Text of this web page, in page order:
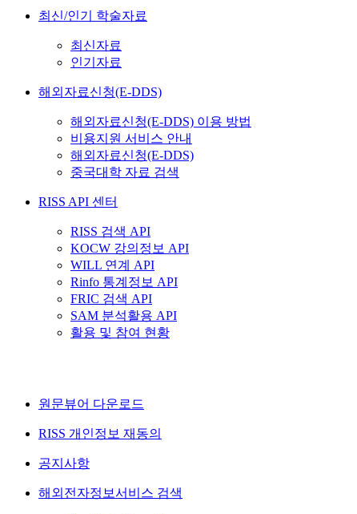
최신/인기 학술자료
최신자료
인기자료
해외자료신청(E-DDS)
해외자료신청(E-DDS) 이용 방법
비용지원 서비스 안내
해외자료신청(E-DDS)
중국대학 자료 검색
RISS API 센터
RISS 검색 API
KOCW 강의정보 API
WILL 연계 API
Rinfo 통계정보 API
FRIC 검색 API
SAM 분석활용 API
활용 및 참여 현황
원문뷰어 다운로드
RISS 개인정보 재동의
공지사항
해외전자정보서비스 검색